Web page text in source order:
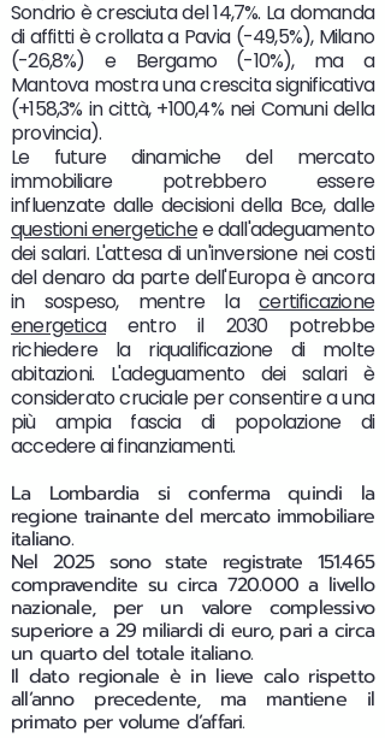
Sondrio è cresciuta del 14,7%. La domanda
di affitti è crollata a Pavia (-49,5%), Milano
(-26,8%) e Bergamo (-10%), ma a
Mantova mostra una crescita significativa
(+158,3% in città, +100,4% nei Comuni della
provincia).
Le future dinamiche del mercato
immobiliare potrebbero essere
influenzate dalle decisioni della Bce, dalle
questioni energetichee dall'adeguamento
dei salari. L'attesa di un'inversione nei costi
del denaro da parte dell'Europa è ancora
in sospeso, mentre lacertificazione
energeticaentro il 2030 potrebbe
richiedere la riqualificazione di molte
abitazioni. L'adeguamento dei salari è
considerato cruciale per consentire a una
più ampia fascia di popolazione di
accedere ai finanziamenti.
La Lombardia si conferma quindi la
regione trainante del mercato immobiliare
italiano.
Nel 2025 sono state registrate 151.465
compravendite su circa 720.000 a livello
nazionale, per un valore complessivo
superiore a 29 miliardi di euro, pari a circa
un quarto del totale italiano.
Il dato regionale è in lieve calo rispetto
all’anno precedente, ma mantiene il
primato per volume d’affari.